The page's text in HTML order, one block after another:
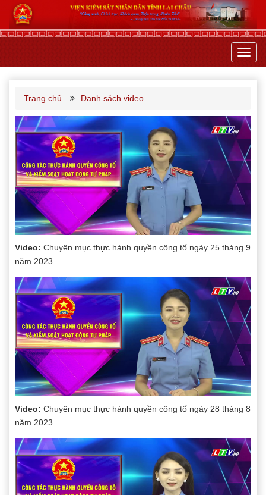
Trang chủ Danh sách video
Video: Chuyên mục thực hành quyền công tố ngày 25 tháng 9
năm 2023
Video: Chuyên mục thực hành quyền công tố ngày 28 tháng 8
năm 2023